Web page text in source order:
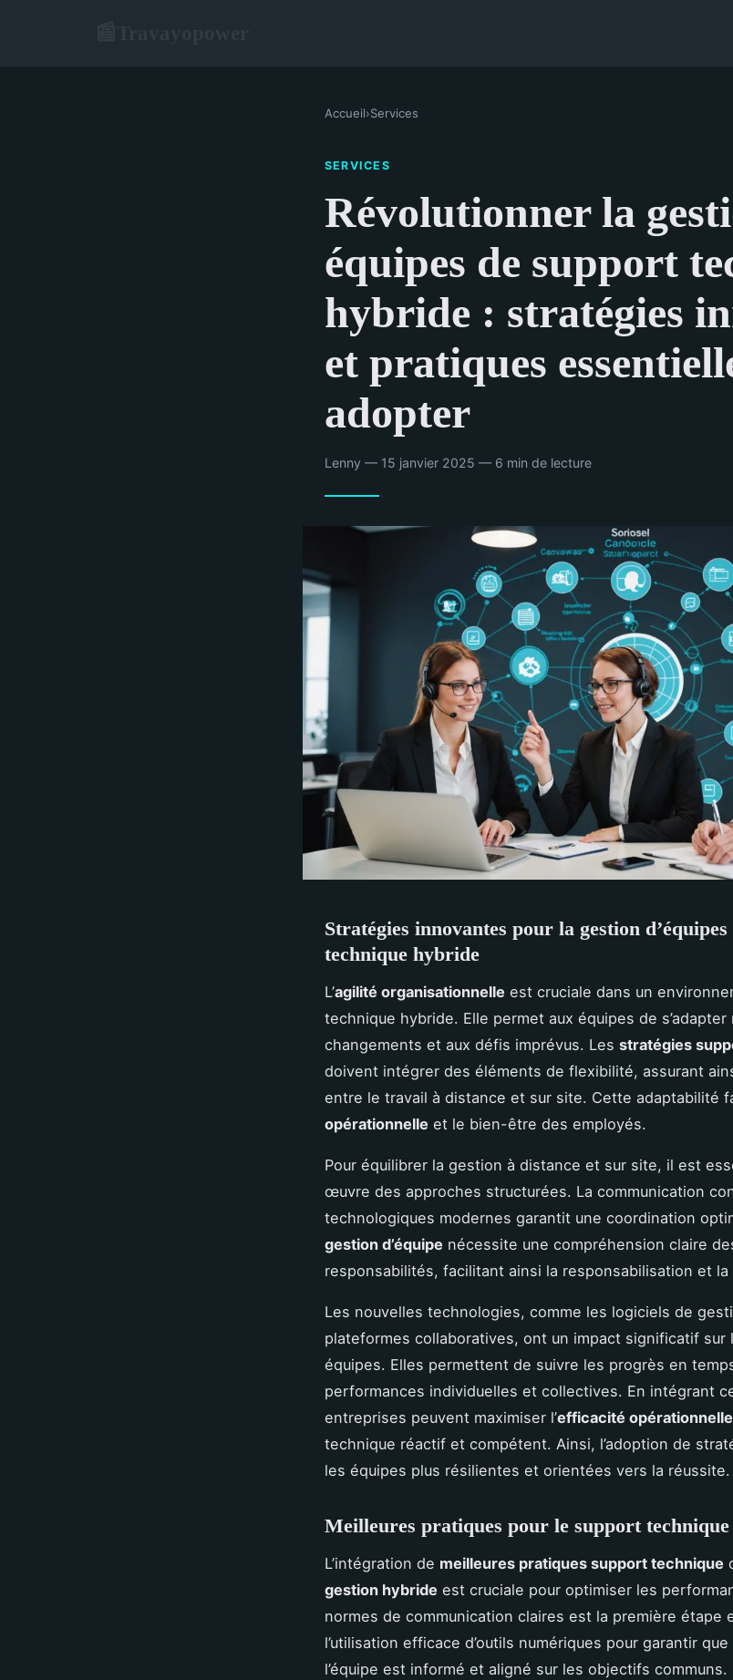
Accueil›Services
SERVICES
Révolutionner la
équipes de support
hybride : stratégies
et pratiques
adopter
Lenny — 15 janvier 2025 — 6 min de lecture
Stratégies innovantes pour la gestion
technique hybride
L’agilité organisationnelle est cruciale dans un
technique hybride. Elle permet aux équipes de s’adapter
changements et aux défis imprévus. Les stratégies
doivent intégrer des éléments de flexibilité, assurant
entre le travail à distance et sur site. Cette adaptabilité
opérationnelle et le bien-être des employés.
Pour équilibrer la gestion à distance et sur site, il est
œuvre des approches structurées. La communication
technologiques modernes garantit une coordination
gestion d’équipe nécessite une compréhension claire
responsabilités, facilitant ainsi la responsabilisation et la
Les nouvelles technologies, comme les logiciels de
plateformes collaboratives, ont un impact significatif sur
équipes. Elles permettent de suivre les progrès en
performances individuelles et collectives. En intégrant
entreprises peuvent maximiser l’efficacité opérationnelle
technique réactif et compétent. Ainsi, l’adoption de
les équipes plus résilientes et orientées vers la réussite.
Meilleures pratiques pour le support
L’intégration de meilleures pratiques support technique
gestion hybride est cruciale pour optimiser les
normes de communication claires est la première étape
l’utilisation efficace d’outils numériques pour garantir
l’équipe est informé et aligné sur les objectifs